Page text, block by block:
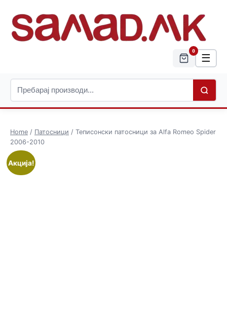
0
☰
Home / Патосници / Теписонски патосници за Alfa Romeo Spider
2006-2010
Акција!